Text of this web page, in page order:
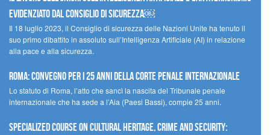
evidenziato dal Consiglio di Sicurezza￼
Il 18 luglio 2023, il Consiglio di sicurezza delle Nazioni Unite ha tenuto il
suo primo dibattito in assoluto sull’Intelligenza Artificiale (AI) in relazione
alla pace e alla sicurezza.
Roma: convegno per i 25 anni della Corte penale internazionale
Lo statuto di Roma, l’atto che sancì la nascita del Tribunale penale
internazionale che ha sede a l’Aia (Paesi Bassi), compie 25 anni.
Specialized Course on Cultural Heritage, Crime and Security: